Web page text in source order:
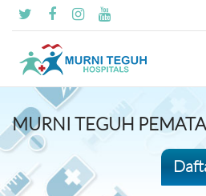
MURNI TEGUH